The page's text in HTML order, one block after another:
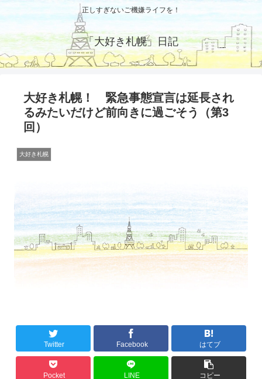
正しすぎないご機嫌ライフを！
「大好き札幌」日記
大好き札幌！ 緊急事態宣言は延長され
るみたいだけど前向きに過ごそう（第3
回）
大好き札幌
Twitter Facebook はてブ
Pocket LINE コピー